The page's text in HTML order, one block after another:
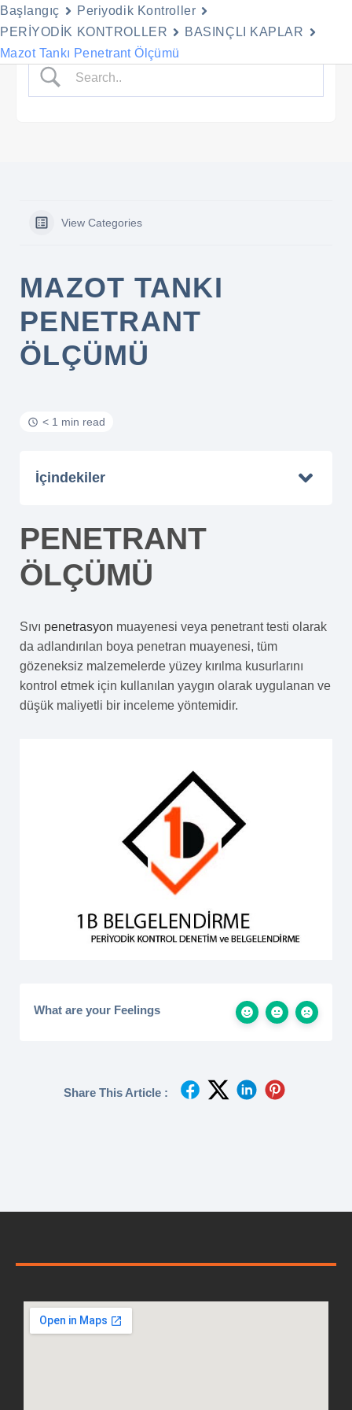
geç
View Categories
Başlangıç
Periyodik Kontroller
PERİYODİK KONTROLLER
BASINÇLI KAPLAR
Mazot Tankı Penetrant Ölçümü
MAZOT TANKI
PENETRANT
ÖLÇÜMÜ
< 1 min read
İçindekiler
PENETRANT
ÖLÇÜMÜ
Sıvı penetrasyon muayenesi veya penetrant testi olarak
da adlandırılan boya penetran muayenesi, tüm
gözeneksiz malzemelerde yüzey kırılma kusurlarını
kontrol etmek için kullanılan yaygın olarak uygulanan ve
düşük maliyetli bir inceleme yöntemidir.
What are your Feelings
Share This Article :